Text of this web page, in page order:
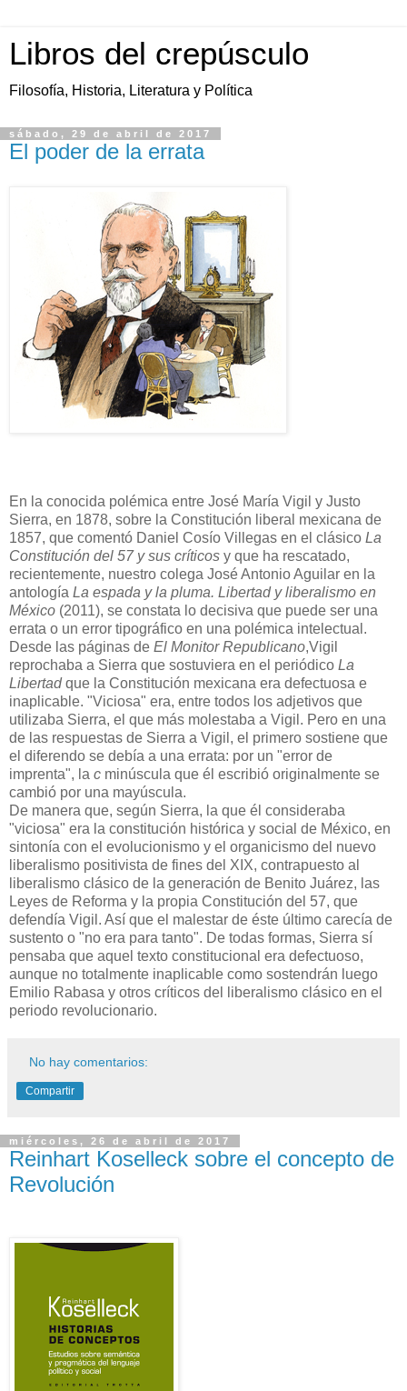
Libros del crepúsculo
Filosofía, Historia, Literatura y Política
sábado, 29 de abril de 2017
El poder de la errata
En la conocida polémica entre José María Vigil y Justo
Sierra, en 1878, sobre la Constitución liberal mexicana de
1857, que comentó Daniel Cosío Villegas en el clásico La
Constitución del 57 y sus críticos y que ha rescatado,
recientemente, nuestro colega José Antonio Aguilar en la
antología La espada y la pluma. Libertad y liberalismo en
México (2011), se constata lo decisiva que puede ser una
errata o un error tipográfico en una polémica intelectual.
Desde las páginas de El Monitor Republicano,Vigil
reprochaba a Sierra que sostuviera en el periódico La
Libertadque la Constitución mexicana era defectuosa e
inaplicable. "Viciosa" era, entre todos los adjetivos que
utilizaba Sierra, el que más molestaba a Vigil. Pero en una
de las respuestas de Sierra a Vigil, el primero sostiene que
el diferendo se debía a una errata: por un "error de
imprenta", la c minúscula que él escribió originalmente se
cambió por una mayúscula.
De manera que, según Sierra, la que él consideraba
"viciosa" era la constitución histórica y social de México, en
sintonía con el evolucionismo y el organicismo del nuevo
liberalismo positivista de fines del XIX, contrapuesto al
liberalismo clásico de la generación de Benito Juárez, las
Leyes de Reforma y la propia Constitución del 57, que
defendía Vigil. Así que el malestar de éste último carecía de
sustento o "no era para tanto". De todas formas, Sierra sí
pensaba que aquel texto constitucional era defectuoso,
aunque no totalmente inaplicable como sostendrán luego
Emilio Rabasa y otros críticos del liberalismo clásico en el
periodo revolucionario.
No hay comentarios:
Compartir
miércoles, 26 de abril de 2017
Reinhart Koselleck sobre el concepto de
Revolución